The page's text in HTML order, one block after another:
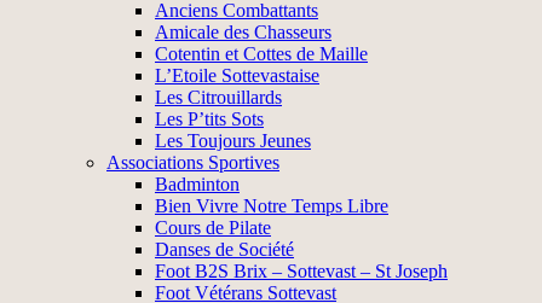
Anciens Combattants
Amicale des Chasseurs
Cotentin et Cottes de Maille
L’Etoile Sottevastaise
Les Citrouillards
Les P’tits Sots
Les Toujours Jeunes
Associations Sportives
Badminton
Bien Vivre Notre Temps Libre
Cours de Pilate
Danses de Société
Foot B2S Brix – Sottevast – St Joseph
Foot Vétérans Sottevast